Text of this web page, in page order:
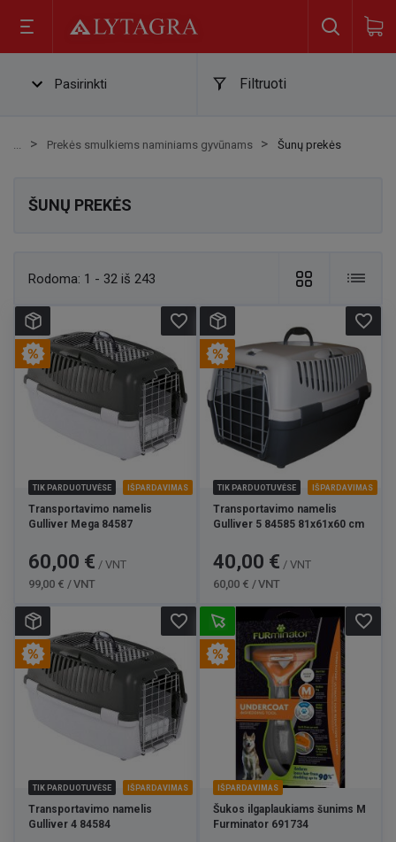
Pasirinkti Filtruoti
Prekės smulkiems naminiams gyvūnams Šunų prekės
ŠUNŲ PREKĖS
Rodoma: 1 - 32 iš 243
TIK PARDUOTUVĖSE IŠPARDAVIMAS
Transportavimo namelis
Gulliver Mega 84587
Kaina
60,00 € / VNT
99,00 € / VNT
favorite_border
TIK PARDUOTUVĖSE IŠPARDAVIMAS
Transportavimo namelis
Gulliver 5 84585 81x61x60 cm
Kaina
40,00 € / VNT
60,00 € / VNT
favorite_border
TIK PARDUOTUVĖSE IŠPARDAVIMAS
Transportavimo namelis
Gulliver 4 84584
favorite_border
IŠPARDAVIMAS
Šukos ilgaplaukiams šunims M
Furminator 691734
favorite_border